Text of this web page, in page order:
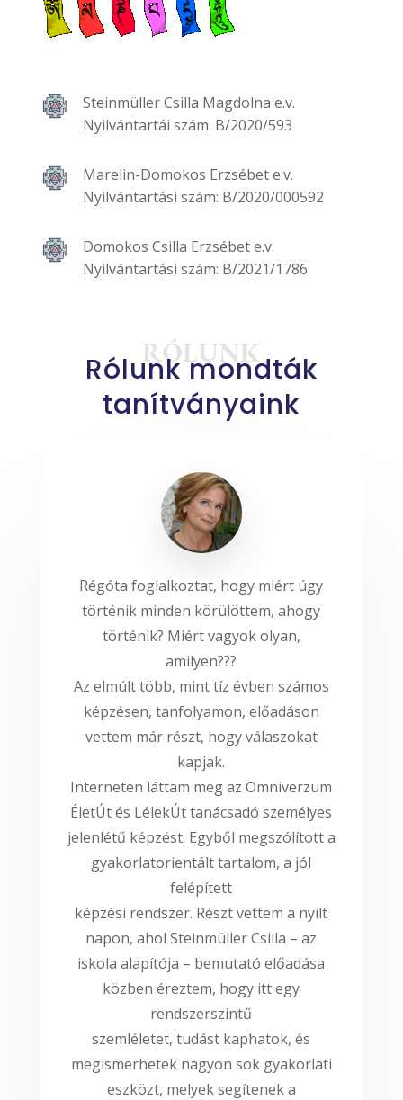
Steinmüller Csilla Magdolna e.v.
Nyilvántartái szám: B/2020/593
Marelin-Domokos Erzsébet e.v.
Nyilvántartási szám: B/2020/000592
Domokos Csilla Erzsébet e.v.
Nyilvántartási szám: B/2021/1786
RÓLUNK
Rólunk mondták
tanítványaink
Régóta foglalkoztat, hogy miért úgy
történik minden körülöttem, ahogy
történik? Miért vagyok olyan,
amilyen???
Az elmúlt több, mint tíz évben számos
képzésen, tanfolyamon, előadáson
vettem már részt, hogy válaszokat
kapjak.
Interneten láttam meg az Omniverzum
ÉletÚt és LélekÚt tanácsadó személyes
jelenlétű képzést. Egyből megszólított a
gyakorlatorientált tartalom, a jól
felépített
képzési rendszer. Részt vettem a nyílt
napon, ahol Steinmüller Csilla – az
iskola alapítója – bemutató előadása
közben éreztem, hogy itt egy
rendszerszintű
szemléletet, tudást kaphatok, és
megismerhetek nagyon sok gyakorlati
eszközt, melyek segítenek a